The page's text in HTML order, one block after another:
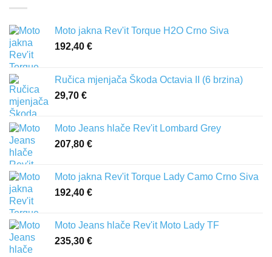
Moto jakna Rev'it Torque H2O Crno Siva
192,40 €
Ručica mjenjača Škoda Octavia II (6 brzina)
29,70 €
Moto Jeans hlače Rev'it Lombard Grey
207,80 €
Moto jakna Rev'it Torque Lady Camo Crno Siva
192,40 €
Moto Jeans hlače Rev'it Moto Lady TF
235,30 €